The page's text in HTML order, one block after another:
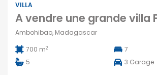
VILLA
Ambohibao, Madagascar
700 m2
7
5
3 Garage